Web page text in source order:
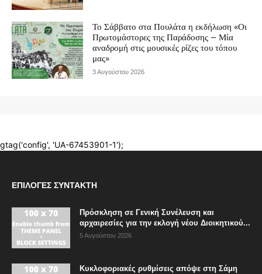
ΕΠΙΛΟΓΈΣ ΣΥΝΤΆΚΤΗ
Πρόσκληση σε Γενική Συνέλευση και
αρχαιρεσίες για την εκλογή νέου Διοικητικού...
5 Αυγούστου 2026
Κυκλοφοριακές ρυθμίσεις απόψε στη Σάμη